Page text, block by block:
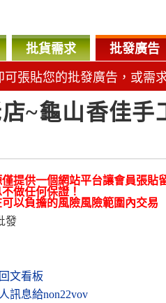
批貨需求 批發廣告
張貼您的批發廣告，或需
~龜山香佳手
提供一個網站平台讓會員張貼
做任何保證！
以負擔的風險風險範圍內交易
發
文看板
訊息給non22vov